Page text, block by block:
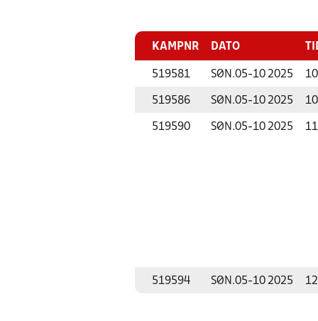
KAMPNR DATO
519581 SØN.05-10 2025
519586 SØN.05-10 2025
519590 SØN.05-10 2025
519594 SØN.05-10 2025